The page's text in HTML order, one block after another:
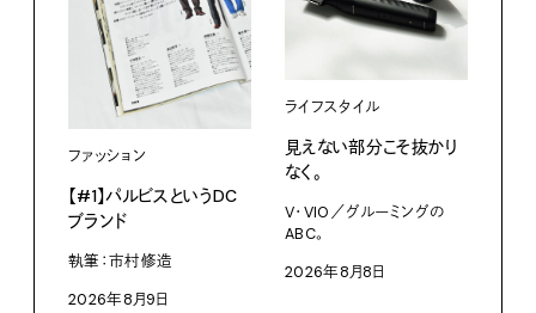
ファッション
【#1】パルビスというDC
ブランド
執筆：市村修造
2026年8月9日
ライフスタイル
見えない部分こそ抜かり
なく。
V・VIO／グルーミングの
ABC。
2026年8月8日